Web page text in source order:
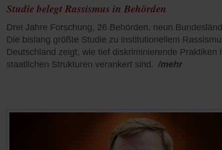
Studie belegt Rassismus in Behörden
Drei Jahre Forschung, 26 Behörden, neun
Die bislang größte Studie zu institutionellem
Deutschland zeigt, wie tief diskriminierende Praktiken
staatlichen Strukturen verankert sind. /mehr